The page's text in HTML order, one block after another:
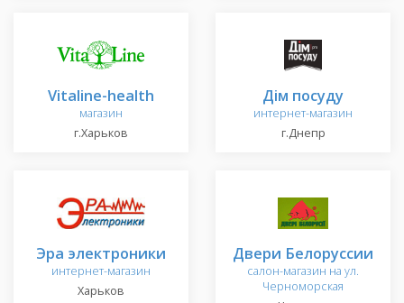
Vitaline-health
магазин
г.Харьков
Дім посуду
интернет-магазин
г.Днепр
Эра электроники
интернет-магазин
Харьков
Двери Белоруссии
салон-магазин на ул.
Черноморская